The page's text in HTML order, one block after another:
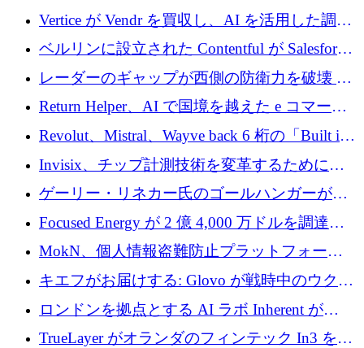
Vertice が Vendr を買収し、AI を活用した調達
インテリジェンス プラットフォームを構築
ベルリンに設立された Contentful が Salesforce
に買収される
レーダーのギャップが西側の防衛力を破壊 —
そしてベルリンのチップスタートアップがそ
れを埋める
Return Helper、AI で国境を越えた e コマース
の返品を利益に変えるシリーズ A で 400 万ド
ルを調達
Revolut、Mistral、Wayve back 6 桁の「Built in
Europe」キャンペーン
Invisix、チップ計測技術を変革するために
2,000 万ユーロのシードラウンドを完了
ゲーリー・リネカー氏のゴールハンガーがVC
事業を開始
Focused Energy が 2 億 4,000 万ドルを調達、
TrueLayer が In3 を買収、ロンドンが首位の座
を奪還
MokN、個人情報盗難防止プラットフォーム
の成長のためにシリーズ A で 1,500 万ドルを
調達
キエフがお届けする: Glovo が戦時中のウクラ
イナで最も急速に成長する市場の 1 つをどの
ように拡大したか
ロンドンを拠点とする AI ラボ Inherent が
5,000 万ドルの資金調達でステルスから浮上
TrueLayer がオランダのフィンテック In3 を買